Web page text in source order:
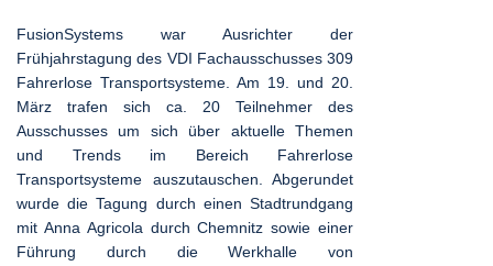
FusionSystems war Ausrichter der
Frühjahrstagung des VDI Fachausschusses 309
Fahrerlose Transportsysteme. Am 19. und 20.
März trafen sich ca. 20 Teilnehmer des
Ausschusses um sich über aktuelle Themen
und Trends im Bereich Fahrerlose
Transportsysteme auszutauschen. Abgerundet
wurde die Tagung durch einen Stadtrundgang
mit Anna Agricola durch Chemnitz sowie einer
Führung durch die Werkhalle von